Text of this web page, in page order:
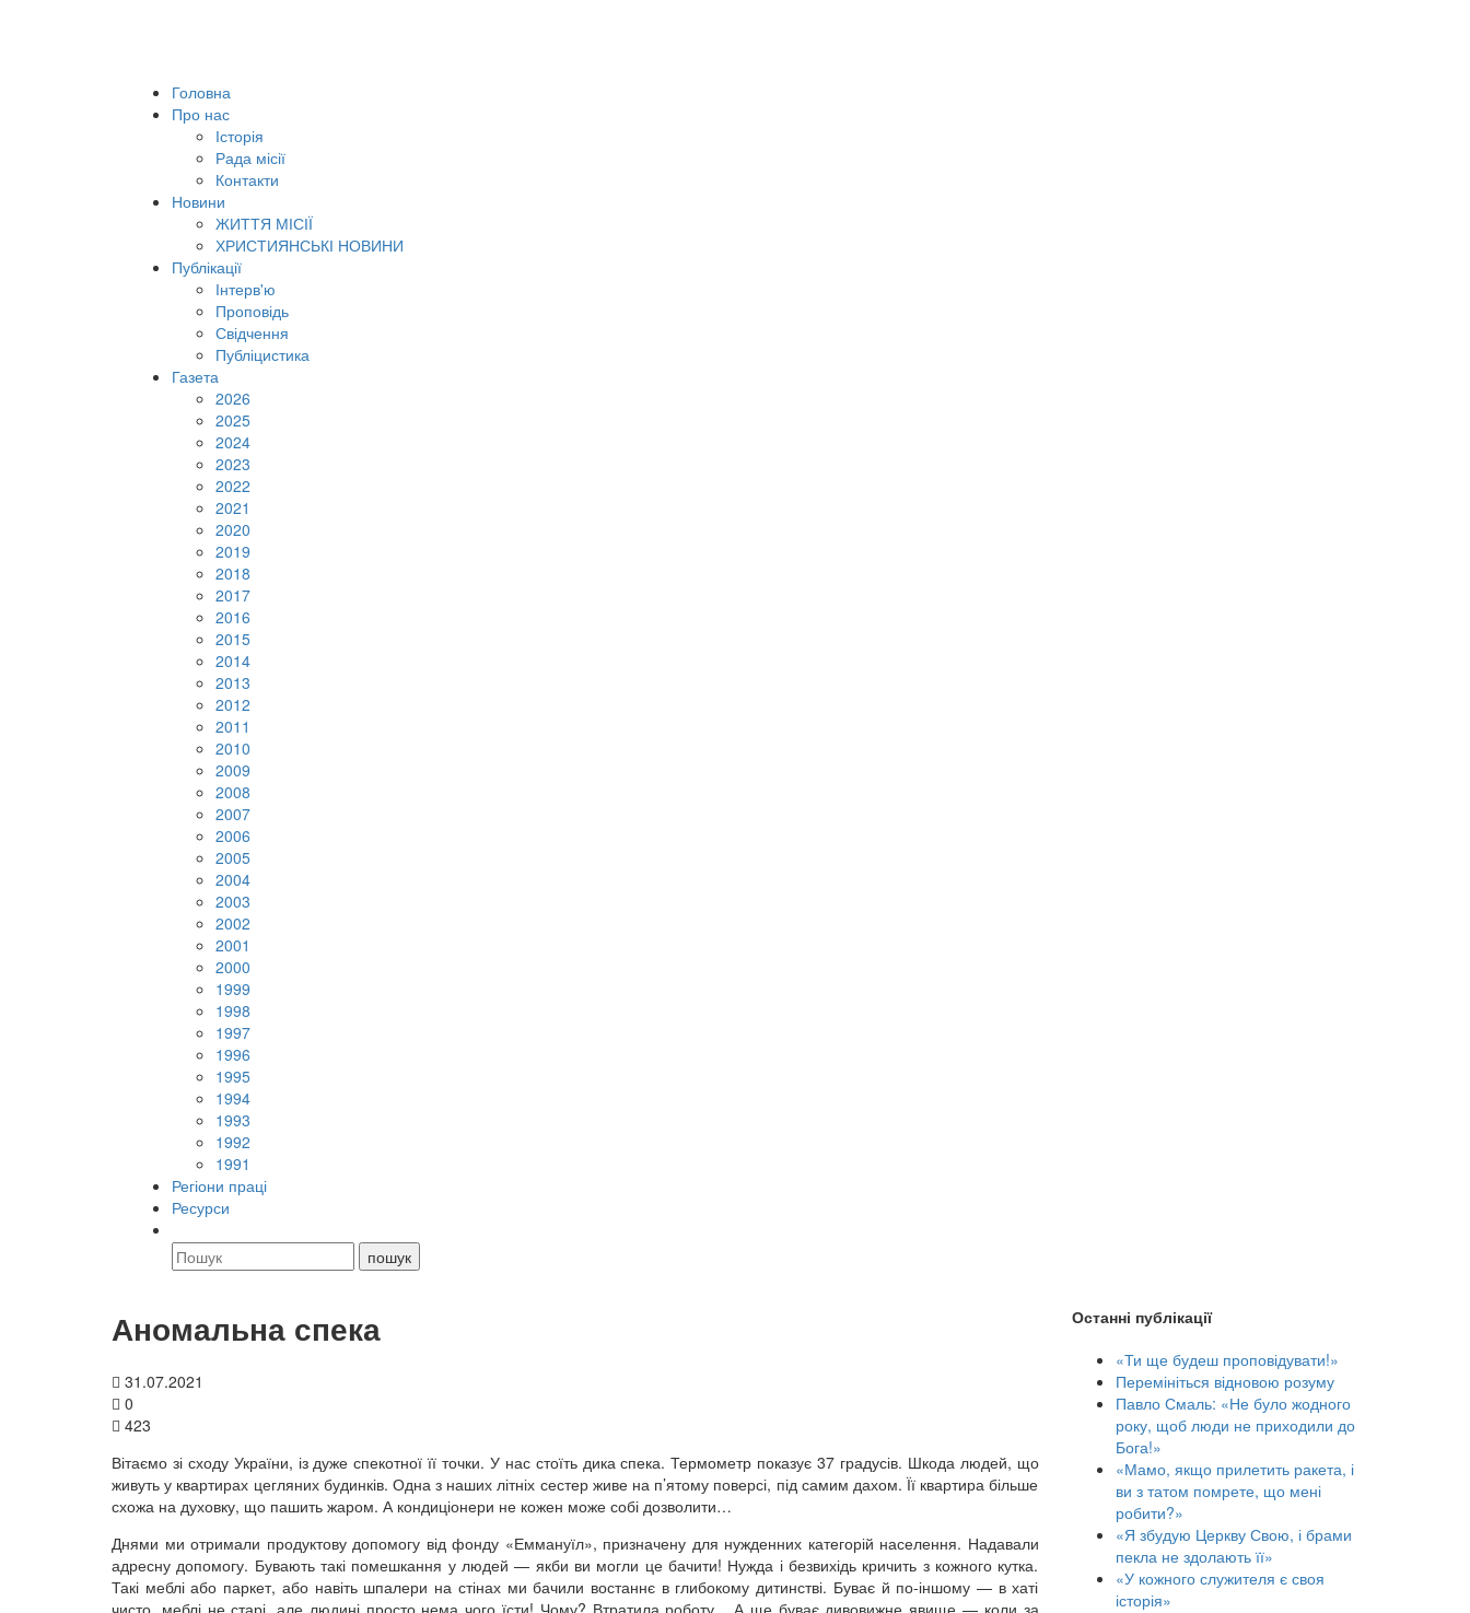
Головна
Про нас
Історія
Рада місії
Контакти
Новини
ЖИТТЯ МІСІЇ
ХРИСТИЯНСЬКІ НОВИНИ
Публікації
Інтерв'ю
Проповідь
Свідчення
Публіцистика
Газета
2026
2025
2024
2023
2022
2021
2020
2019
2018
2017
2016
2015
2014
2013
2012
2011
2010
2009
2008
2007
2006
2005
2004
2003
2002
2001
2000
1999
1998
1997
1996
1995
1994
1993
1992
1991
Регіони праці
Ресурси
Аномальна спека
31.07.2021
0
423
Вітаємо зі сходу України, із дуже спекотної її точки. У нас стоїть дика спека. Термометр показує 37 градусів. Шкода людей, що
живуть у квартирах цегляних будинків. Одна з наших літніх сестер живе на п’ятому поверсі, під самим дахом. Її квартира більше
схожа на духовку, що пашить жаром. А кондиціонери не кожен може собі дозволити…
Днями ми отримали продуктову допомогу від фонду «Еммануїл», призначену для нужденних категорій населення. Надавали
адресну допомогу. Бувають такі помешкання у людей — якби ви могли це бачити! Нужда і безвихідь кричить з кожного кутка.
Такі меблі або паркет, або навіть шпалери на стінах ми бачили востаннє в глибокому дитинстві. Буває й по-іншому — в хаті
Останні публікації
«Ти ще будеш проповідувати!»
Перемініться відновою розуму
Павло Смаль: «Не було жодного
року, щоб люди не приходили до
Бога!»
«Мамо, якщо прилетить ракета, і
ви з татом помрете, що мені
робити?»
«Я збудую Церкву Свою, і брами
пекла не здолають її»
«У кожного служителя є своя
історія»